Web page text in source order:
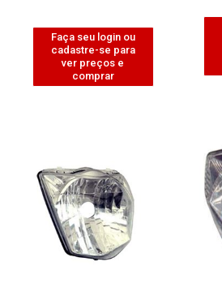
Faça seu login ou
cadastre-se para
ver preços e
comprar